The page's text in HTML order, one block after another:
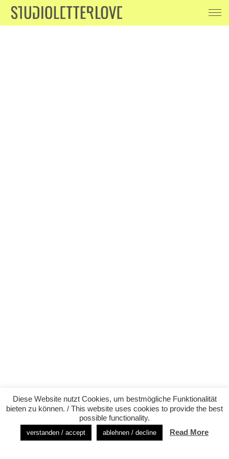
Diese Website nutzt Cookies, um bestmögliche Funktionalität
bieten zu können. / This website uses cookies to provide the best
possible functionality.
verstanden / accept ablehnen / decline Read More